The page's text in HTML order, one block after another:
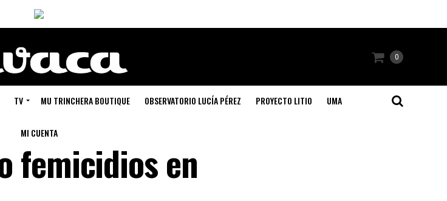
0
TV MU TRINCHERA BOUTIQUE OBSERVATORIO LUCÍA PÉREZ PROYECTO LITIO UMA
MI CUENTA
femicidios en